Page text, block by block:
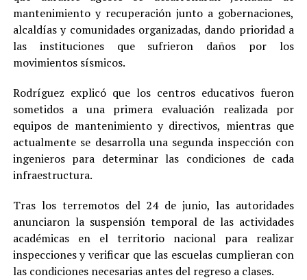
mantenimiento y recuperación junto a gobernaciones,
alcaldías y comunidades organizadas, dando prioridad a
las instituciones que sufrieron daños por los
movimientos sísmicos.
Rodríguez explicó que los centros educativos fueron
sometidos a una primera evaluación realizada por
equipos de mantenimiento y directivos, mientras que
actualmente se desarrolla una segunda inspección con
ingenieros para determinar las condiciones de cada
infraestructura.
Tras los terremotos del 24 de junio, las autoridades
anunciaron la suspensión temporal de las actividades
académicas en el territorio nacional para realizar
inspecciones y verificar que las escuelas cumplieran con
las condiciones necesarias antes del regreso a clases.